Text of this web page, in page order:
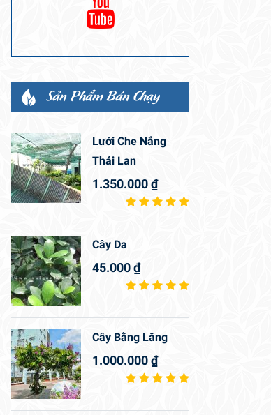
Sản Phẩm Bán Chạy
Lưới Che Nắng
Thái Lan
1.350.000₫
Cây Da
45.000₫
Cây Bằng Lăng
1.000.000₫